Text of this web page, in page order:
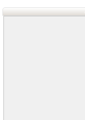
जाएगा।